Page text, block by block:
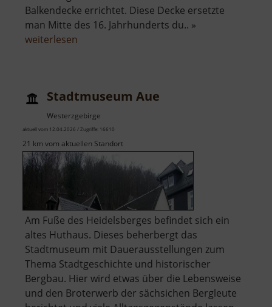
Balkendecke errichtet. Diese Decke ersetzte
man Mitte des 16. Jahrhunderts du.. »
weiterlesen
Stadtmuseum Aue
Westerzgebirge
aktuell vom 12.04.2026 / Zugriffe: 16610
21 km vom aktuellen Standort
Am Fuße des Heidelsberges befindet sich ein
altes Huthaus. Dieses beherbergt das
Stadtmuseum mit Dauerausstellungen zum
Thema Stadtgeschichte und historischer
Bergbau. Hier wird etwas über die Lebensweise
und den Broterwerb der sächsichen Bergleute